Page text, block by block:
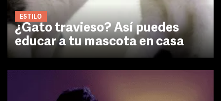
ESTILO
¿Gato travieso? Así puedes
educar a tu mascota en casa